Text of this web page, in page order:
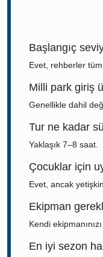
Başlangıç
Evet, rehberler tüm
Milli park giriş
Genellikle dahil
Tur ne kadar
Yaklaşık 7–8 saat.
Çocuklar için
Evet, ancak
Ekipman
Kendi
En iyi sezon